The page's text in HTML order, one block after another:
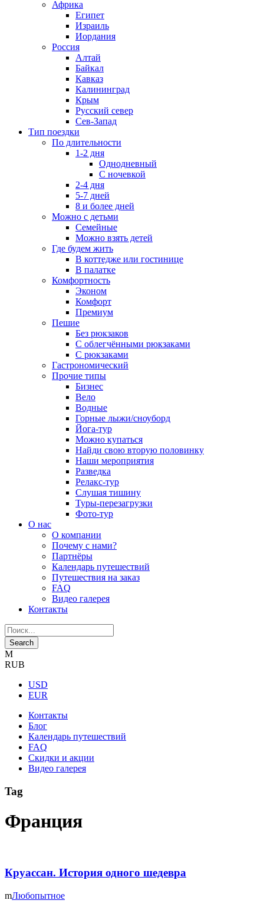
Африка
Египет
Израиль
Иордания
Россия
Алтай
Байкал
Кавказ
Калининград
Крым
Русский север
Сев-Запад
Тип поездки
По длительности
1-2 дня
Однодневный
С ночевкой
2-4 дня
5-7 дней
8 и более дней
Можно с детьми
Семейные
Можно взять детей
Где будем жить
В коттедже или гостинице
В палатке
Комфортность
Эконом
Комфорт
Премиум
Пешие
Без рюкзаков
С облегчёнными рюкзаками
С рюкзаками
Гастрономический
Прочие типы
Бизнес
Вело
Водные
Горные лыжи/сноуборд
Йога-тур
Можно купаться
Найди свою вторую половинку
Наши мероприятия
Разведка
Релакс-тур
Слушая тишину
Туры-перезагрузки
Фото-тур
О нас
О компании
Почему с нами?
Партнёры
Календарь путешествий
Путешествия на заказ
FAQ
Видео галерея
Контакты
RUB
USD
EUR
Контакты
Блог
Календарь путешествий
FAQ
Скидки и акции
Видео галерея
Tag
Франция
Круассан. История одного шедевра
Любопытное